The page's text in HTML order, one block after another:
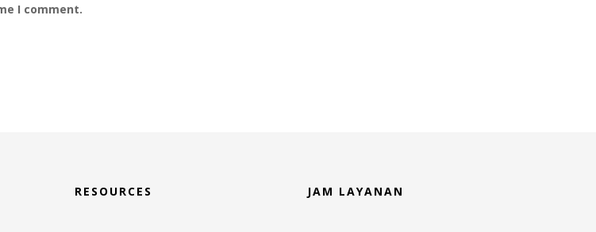
I comment.
RESOURCES JAM LAYANAN